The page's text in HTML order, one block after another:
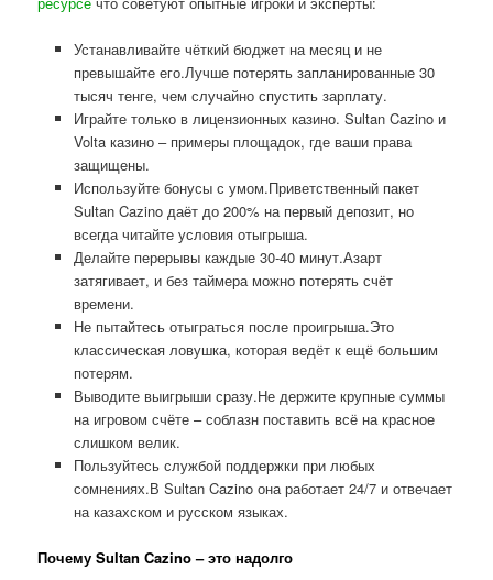
Устанавливайте чёткий бюджет на месяц и не
превышайте его.Лучше потерять запланированные 30
тысяч тенге, чем случайно спустить зарплату.
Играйте только в лицензионных казино. Sultan Cazino и
Volta казино – примеры площадок, где ваши права
защищены.
Используйте бонусы с умом.Приветственный пакет
Sultan Cazino даёт до 200% на первый депозит, но
всегда читайте условия отыгрыша.
Делайте перерывы каждые 30-40 минут.Азарт
затягивает, и без таймера можно потерять счёт
времени.
Не пытайтесь отыграться после проигрыша.Это
классическая ловушка, которая ведёт к ещё большим
потерям.
Выводите выигрыши сразу.Не держите крупные суммы
на игровом счёте – соблазн поставить всё на красное
слишком велик.
Пользуйтесь службой поддержки при любых
сомнениях.В Sultan Cazino она работает 24/7 и отвечает
на казахском и русском языках.
Почему Sultan Cazino – это надолго